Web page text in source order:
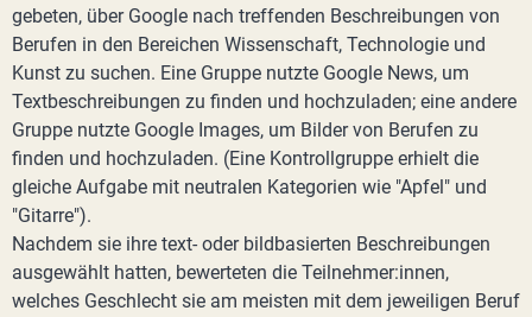
gebeten, über Google nach treffenden Beschreibungen von
Berufen in den Bereichen Wissenschaft, Technologie und
Kunst zu suchen. Eine Gruppe nutzte Google News, um
Textbeschreibungen zu finden und hochzuladen; eine andere
Gruppe nutzte Google Images, um Bilder von Berufen zu
finden und hochzuladen. (Eine Kontrollgruppe erhielt die
gleiche Aufgabe mit neutralen Kategorien wie "Apfel" und
"Gitarre").
Nachdem sie ihre text- oder bildbasierten Beschreibungen
ausgewählt hatten, bewerteten die Teilnehmer:innen,
welches Geschlecht sie am meisten mit dem jeweiligen Beruf